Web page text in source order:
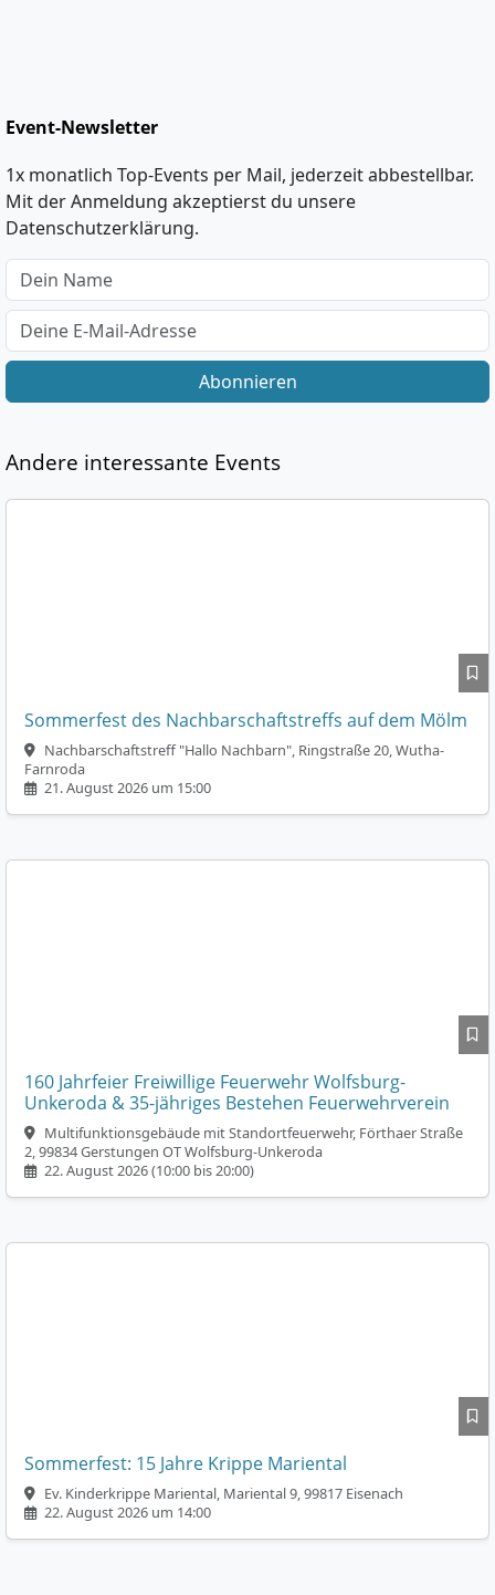
Event-Newsletter
1x monatlich Top-Events per Mail, jederzeit abbestellbar.
Mit der Anmeldung akzeptierst du unsere
Datenschutzerklärung.
Abonnieren
Andere interessante Events
Sommerfest des Nachbarschaftstreffs auf dem Mölm
Nachbarschaftstreff "Hallo Nachbarn", Ringstraße 20, Wutha-
Farnroda
21. August 2026 um 15:00
160 Jahrfeier Freiwillige Feuerwehr Wolfsburg-
Unkeroda & 35-jähriges Bestehen Feuerwehrverein
Multifunktionsgebäude mit Standortfeuerwehr, Förthaer Straße
2, 99834 Gerstungen OT Wolfsburg-Unkeroda
22. August 2026 (10:00 bis 20:00)
Sommerfest: 15 Jahre Krippe Mariental
Ev. Kinderkrippe Mariental, Mariental 9, 99817 Eisenach
22. August 2026 um 14:00